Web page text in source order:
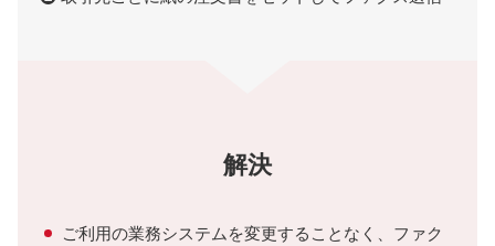
解決
ご利用の業務システムを変更することなく、ファク